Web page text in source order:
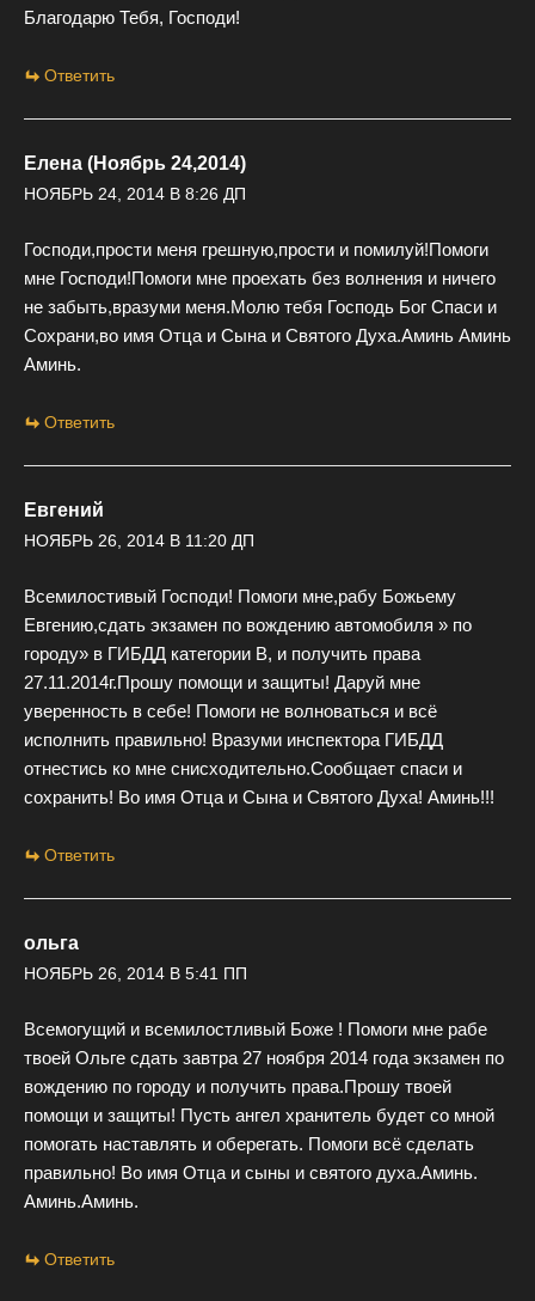
Благодарю Тебя, Господи!
Ответить
Елена (Ноябрь 24,2014)
НОЯБРЬ 24, 2014 В 8:26 ДП
Господи,прости меня грешную,прости и помилуй!Помоги
мне Господи!Помоги мне проехать без волнения и ничего
не забыть,вразуми меня.Молю тебя Господь Бог Спаси и
Сохрани,во имя Отца и Сына и Святого Духа.Аминь Аминь
Аминь.
Ответить
Евгений
НОЯБРЬ 26, 2014 В 11:20 ДП
Всемилостивый Господи! Помоги мне,рабу Божьему
Евгению,сдать экзамен по вождению автомобиля » по
городу» в ГИБДД категории В, и получить права
27.11.2014г.Прошу помощи и защиты! Даруй мне
уверенность в себе! Помоги не волноваться и всё
исполнить правильно! Вразуми инспектора ГИБДД
отнестись ко мне снисходительно.Сообщает спаси и
сохранить! Во имя Отца и Сына и Святого Духа! Аминь!!!
Ответить
ольга
НОЯБРЬ 26, 2014 В 5:41 ПП
Всемогущий и всемилостливый Боже ! Помоги мне рабе
твоей Ольге сдать завтра 27 ноября 2014 года экзамен по
вождению по городу и получить права.Прошу твоей
помощи и защиты! Пусть ангел хранитель будет со мной
помогать наставлять и оберегать. Помоги всё сделать
правильно! Во имя Отца и сыны и святого духа.Аминь.
Аминь.Аминь.
Ответить